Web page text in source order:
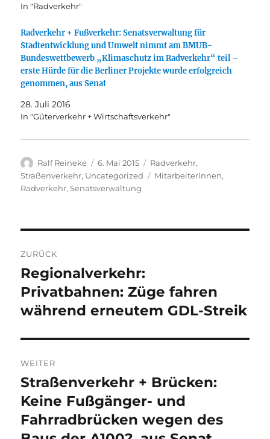
In "Radverkehr"
Radverkehr + Fußverkehr: Senatsverwaltung für
Stadtentwicklung und Umwelt nimmt am BMUB-
Bundeswettbewerb „Klimaschutz im Radverkehr“ teil –
erste Hürde für die Berliner Projekte wurde erfolgreich
genommen, aus Senat
28. Juli 2016
In "Güterverkehr + Wirtschaftsverkehr"
Autor
Ralf Reineke
Veröffentlicht
am
6. Mai 2015 Kategorien
Radverkehr,
Straßenverkehr, Uncategorized Schlagwörter
MitarbeiterInnen,
Radverkehr,Senatsverwaltung
ZURÜCK
Vorheriger
Beitrag:
Regionalverkehr:
Privatbahnen: Züge fahren
während erneutem GDL-Streik
WEITER
Nächster
Beitrag:
Straßenverkehr + Brücken:
Keine Fußgänger- und
Fahrradbrücken wegen des